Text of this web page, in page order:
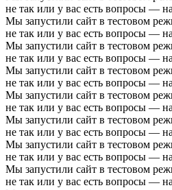
не так или у вас есть вопросы —
Мы запустили сайт в тестовом
не так или у вас есть вопросы —
Мы запустили сайт в тестовом
не так или у вас есть вопросы —
Мы запустили сайт в тестовом
не так или у вас есть вопросы —
Мы запустили сайт в тестовом
не так или у вас есть вопросы —
Мы запустили сайт в тестовом
не так или у вас есть вопросы —
Мы запустили сайт в тестовом
не так или у вас есть вопросы —
Мы запустили сайт в тестовом
не так или у вас есть вопросы —